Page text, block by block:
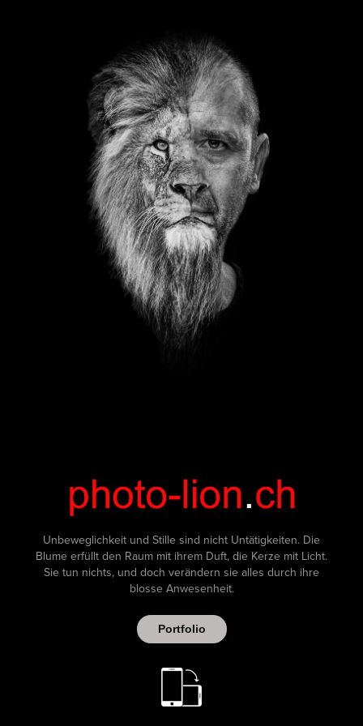
Unbeweglichkeit und Stille sind nicht Untätigkeiten. Die
Blume erfüllt den Raum mit ihrem Duft, die Kerze mit Licht.
Sie tun nichts, und doch verändern sie alles durch ihre
blosse Anwesenheit.
Portfolio